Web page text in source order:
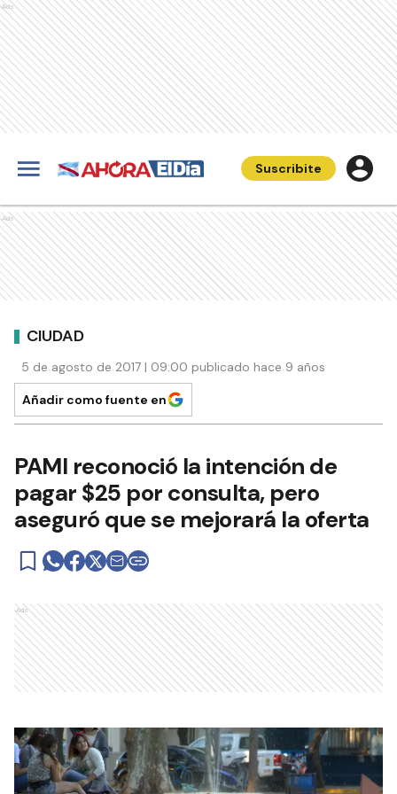
Ads
Suscribite
Ads
CIUDAD
5 de agosto de 2017 | 09:00 publicado hace 9 años
Añadir como fuente en
PAMI reconoció la intención de
pagar $25 por consulta, pero
aseguró que se mejorará la oferta
Ads